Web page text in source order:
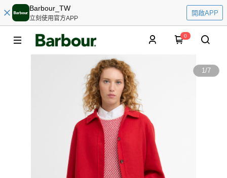
Barbour_TW
立刻使用官方APP
開啟APP
0
1/7